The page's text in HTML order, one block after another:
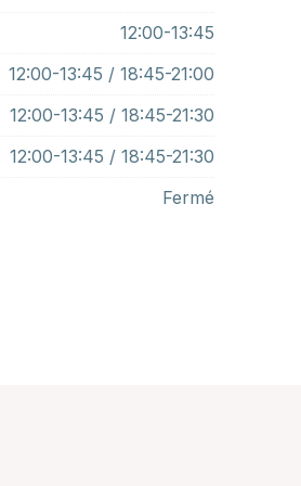
12:00-13:45
12:00-13:45 / 18:45-21:00
12:00-13:45 / 18:45-21:30
12:00-13:45 / 18:45-21:30
Fermé